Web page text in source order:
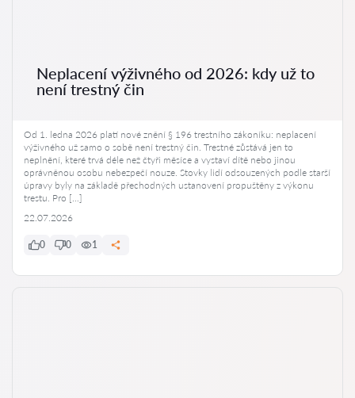
Neplacení výživného od 2026: kdy už to
není trestný čin
Od 1. ledna 2026 platí nové znění § 196 trestního zákoníku: neplacení
výživného už samo o sobě není trestný čin. Trestné zůstává jen to
neplnění, které trvá déle než čtyři měsíce a vystaví dítě nebo jinou
oprávněnou osobu nebezpečí nouze. Stovky lidí odsouzených podle starší
úpravy byly na základě přechodných ustanovení propuštěny z výkonu
trestu. Pro […]
22.07.2026
0 0 1